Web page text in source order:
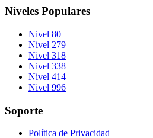
Niveles Populares
Nivel 80
Nivel 279
Nivel 318
Nivel 338
Nivel 414
Nivel 996
Soporte
Política de Privacidad